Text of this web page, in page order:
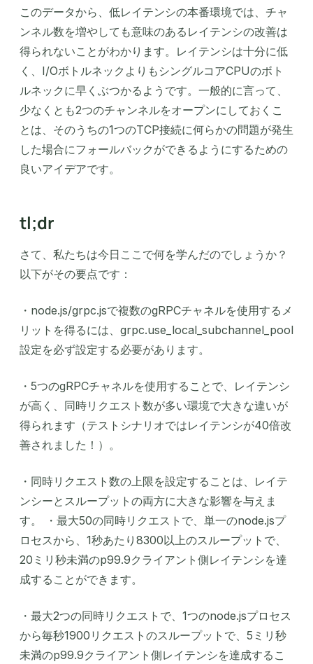
このデータから、低レイテンシの本番環境では、チャ
ンネル数を増やしても意味のあるレイテンシの改善は
得られないことがわかります。レイテンシは十分に低
く、I/OボトルネックよりもシングルコアCPUのボト
ルネックに早くぶつかるようです。一般的に言って、
少なくとも2つのチャンネルをオープンにしておくこ
とは、そのうちの1つのTCP接続に何らかの問題が発生
した場合にフォールバックができるようにするための
良いアイデアです。
tl;dr
さて、私たちは今日ここで何を学んだのでしょうか？
以下がその要点です：
・node.js/grpc.jsで複数のgRPCチャネルを使用するメ
リットを得るには、grpc.use_local_subchannel_pool
設定を必ず設定する必要があります。
・5つのgRPCチャネルを使用することで、レイテンシ
が高く、同時リクエスト数が多い環境で大きな違いが
得られます（テストシナリオではレイテンシが40倍改
善されました！）。
・同時リクエスト数の上限を設定することは、レイテ
ンシーとスループットの両方に大きな影響を与えま
す。 ・最大50の同時リクエストで、単一のnode.jsプ
ロセスから、1秒あたり8300以上のスループットで、
20ミリ秒未満のp99.9クライアント側レイテンシを達
成することができます。
・最大2つの同時リクエストで、1つのnode.jsプロセス
から毎秒1900リクエストのスループットで、5ミリ秒
未満のp99.9クライアント側レイテンシを達成するこ